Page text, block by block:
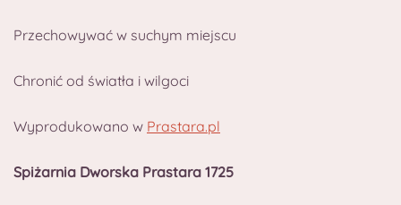
Przechowywać w suchym miejscu
Chronić od światła i wilgoci
Wyprodukowano w Prastara.pl
Spiżarnia Dworska Prastara 1725